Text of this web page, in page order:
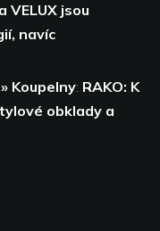
VELUX jsou
navíc
Koupelny: RAKO: K
obklady a